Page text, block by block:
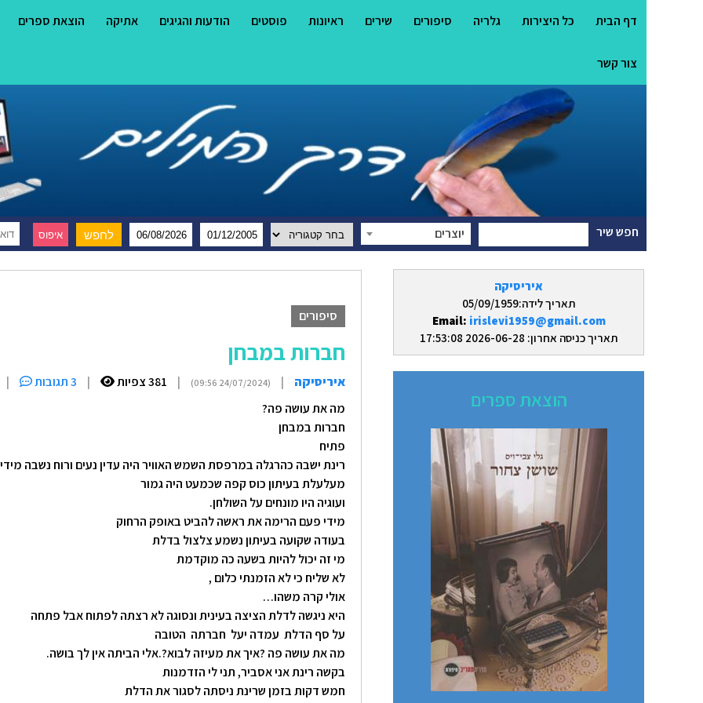
דף הבית כל היצירות גלריה סיפורים שירים ראיונות פוסטים הודעות והגיגים אתיקה הוצאת ספרים
צור קשר
חפש שיר יוצרים
איריסיקה
תאריך לידה:05/09/1959
Email: irislevi1959@gmail.com
תאריך כניסה אחרון: 2026-06-28 17:53:08
הוצאת ספרים
סיפורים
חברות במבחן
איריסיקה |
(24/07/2024 09:56)
| 381 צפיות | 3 תגובות |
מה את עושה פה?
חברות במבחן
פתיח
רינת ישבה כהרגלה במרפסת השמש האוויר היה עדין נעים ורוח נשבה
מעלעלת בעיתון כוס קפה שכמעט היה גמור
ועוגיה היו מונחים על השולחן.
מידי פעם הרימה את ראשה להביט באופק הרחוק
בעודה שקועה בעיתון נשמע צלצול בדלת
מי זה יכול להיות בשעה כה מוקדמת
לא שליח כי לא הזמנתי כלום ,
אולי קרה משהו…
היא ניגשה לדלת הציצה בעינית ונסוגה לא רצתה לפתוח אבל פתחה
על סף הדלת עמדה יעל חברתה הטובה
מה את עושה פה ?איך את מעיזה לבוא?.אלי הביתה אין לך בושה.
בקשה רינת אני אסביר, תני לי הזדמנות
חמש דקות בזמן שרינת ניסתה לסגור את הדלת